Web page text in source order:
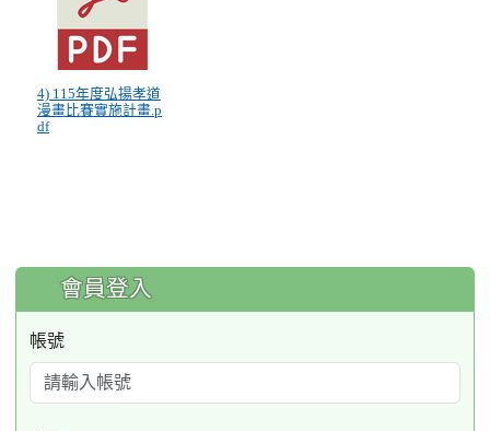
4) 115年度弘揚孝道
漫畫比賽實施計畫.p
df
:::
會員登入
帳號